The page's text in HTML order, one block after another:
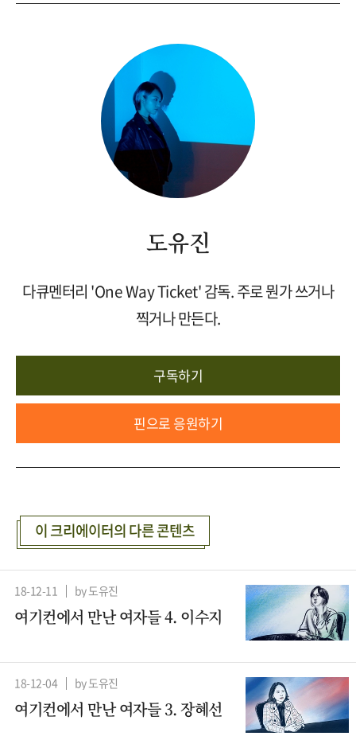
도유진
다큐멘터리 'One Way Ticket' 감독. 주로 뭔가 쓰거나
찍거나 만든다.
구독하기
핀으로 응원하기
이 크리에이터의 다른 콘텐츠
18-12-11 by 도유진
여기컨에서 만난 여자들 4. 이수지
18-12-04 by 도유진
여기컨에서 만난 여자들 3. 장혜선